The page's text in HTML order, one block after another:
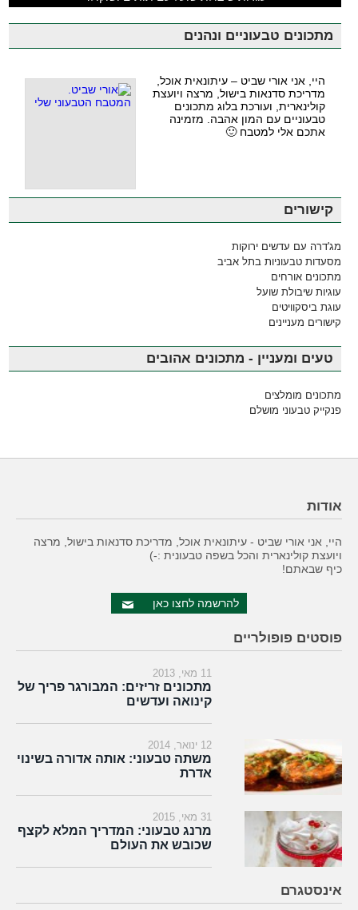
מתכונים טבעוניים ונהנים
היי, אני אורי שביט – עיתונאית אוכל,
מדריכת סדנאות בישול, מרצה ויועצת
קולינארית, ועורכת בלוג מתכונים
טבעוניים עם המון אהבה. מזמינה
אתכם אלי למטבח 🙂
קישורים
מג'דרה עם עדשים ירוקות
מסעדות טבעוניות בתל אביב
מתכונים אורחים
עוגיות שיבולת שועל
עוגת ביסקוויטים
קישורים מעניינים
טעים ומעניין - מתכונים אהובים
מתכונים מומלצים
פנקייק טבעוני מושלם
אודות
היי, אני אורי שביט - עיתונאית אוכל, מדריכת סדנאות בישול, מרצה
ויועצת קולינארית והכל בשפה טבעונית :-)
כיף שבאתם!
להרשמה לחצו כאן
פוסטים פופולריים
11 מאי, 2013
מתכונים זריזים: המבורגר פריך של
קינואה ועדשים
12 ינואר, 2014
משתה טבעוני: אותה אדורה בשינוי
אדרת
31 מאי, 2015
מרנג טבעוני: המדריך המלא לקצף
שכובש את העולם
אינסטגרם